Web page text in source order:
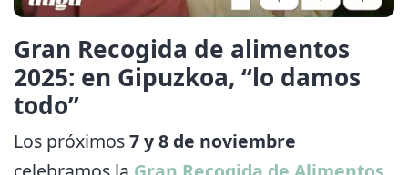
Gran Recogida de alimentos
2025: en Gipuzkoa, “lo damos
todo”
Los próximos7 y 8 de noviembre